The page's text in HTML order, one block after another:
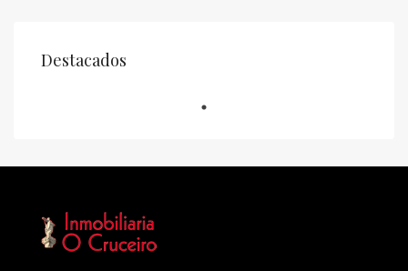
Destacados